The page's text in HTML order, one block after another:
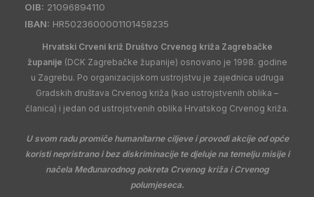
OIB: 21096894110
IBAN: HR5023600001101458235
Hrvatski Crveni križ Društvo Crvenog križa Zagrebačke
županije (DCK Zagrebačke županije) osnovano je 1998. godine
u Zagrebu. Po organizacijskom ustrojstvu je zajednica udruga
Gradskih društava Crvenog križa (kao ustrojstvenih oblika –
članica) i jedan od ustrojstvenih oblika Hrvatskog Crvenog križa.
U svom radu promiče humanitarne ciljeve i provodi akcije od opće
koristi nepristrano i bez diskriminacije te djeluje na temelju misije i
načela Međunarodnog pokreta Crvenog križa i Crvenog
polumjeseca.